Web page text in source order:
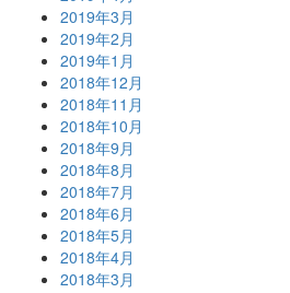
2019年3月
2019年2月
2019年1月
2018年12月
2018年11月
2018年10月
2018年9月
2018年8月
2018年7月
2018年6月
2018年5月
2018年4月
2018年3月